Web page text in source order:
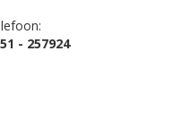
- 257924